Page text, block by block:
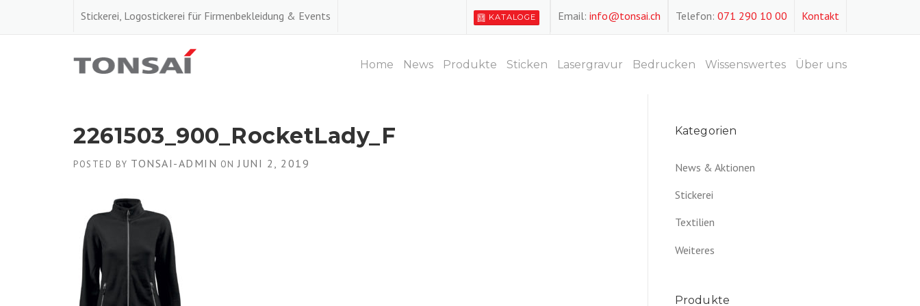
Stickerei, Logostickerei für Firmenbekleidung & Events Kontakt
Telefon: 071 290 10 00
Email: info@tonsai.ch
KATALOGE
Home News Produkte Sticken Lasergravur Bedrucken Wissenswertes Über uns
2261503_900_RocketLady_F
POSTED BY TONSAI-ADMIN ONJUNI 2, 2019
Kategorien
News & Aktionen
Stickerei
Textilien
Weiteres
Produkte